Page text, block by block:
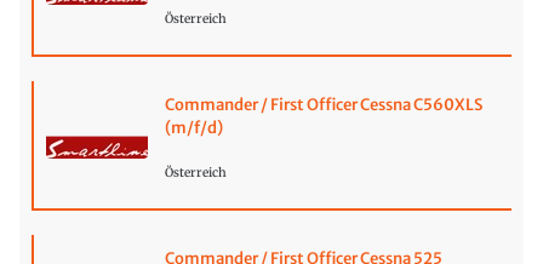
Österreich
Commander / First Officer Cessna C560XLS
(m/f/d)
Österreich
Commander / First Officer Cessna 525